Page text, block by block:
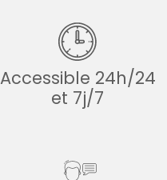
Accessible 24h/24
et 7j/7